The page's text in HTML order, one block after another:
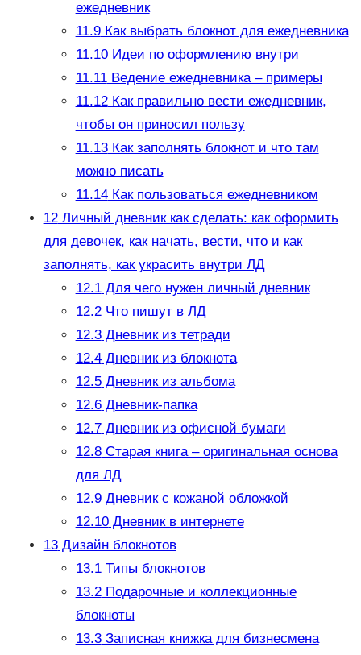
ежедневник
11.9Как выбрать блокнот для ежедневника
11.10Идеи по оформлению внутри
11.11Ведение ежедневника – примеры
11.12Как правильно вести ежедневник,
чтобы он приносил пользу
11.13Как заполнять блокнот и что там
можно писать
11.14Как пользоваться ежедневником
12Личный дневник как сделать: как оформить
для девочек, как начать, вести, что и как
заполнять, как украсить внутри ЛД
12.1Для чего нужен личный дневник
12.2Что пишут в ЛД
12.3Дневник из тетради
12.4Дневник из блокнота
12.5Дневник из альбома
12.6Дневник-папка
12.7Дневник из офисной бумаги
12.8Старая книга – оригинальная основа
для ЛД
12.9Дневник с кожаной обложкой
12.10Дневник в интернете
13Дизайн блокнотов
13.1Типы блокнотов
13.2Подарочные и коллекционные
блокноты
13.3Записная книжка для бизнесмена